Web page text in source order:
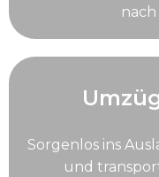
Sorgenlos ins
und